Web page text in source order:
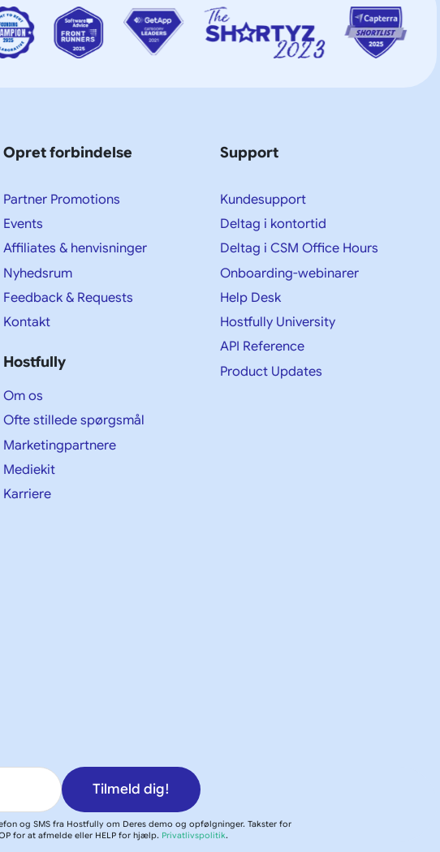
Opret forbindelse
Partner Promotions
Events
Affiliates & henvisninger
Nyhedsrum
Feedback & Requests
Kontakt
Hostfully
Om os
Ofte stillede spørgsmål
Marketingpartnere
Mediekit
Karriere
Support
Kundesupport
Deltag i kontortid
Deltag i CSM Office Hours
Onboarding-webinarer
Help Desk
Hostfully University
API Reference
Product Updates
Tilmeld dig!
og SMS fra Hostfully om Deres demo og opfølgninger. Takster for
for at afmelde eller HELP for hjælp. Privatlivspolitik.